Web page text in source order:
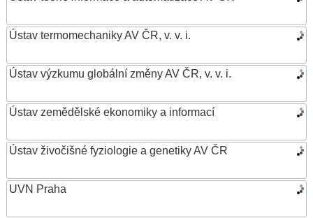
Ústav termomechaniky AV ČR, v. v. i.
Ústav výzkumu globální změny AV ČR, v. v. i.
Ústav zemědělské ekonomiky a informací
Ústav živočišné fyziologie a genetiky AV ČR
UVN Praha